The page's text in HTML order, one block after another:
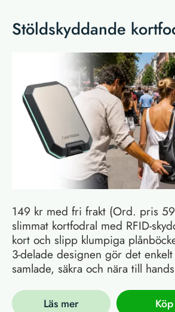
Stöldskyddande
149 kr med fri frakt (Ord. pris
slimmat kortfodral med RFID-
kort och slipp klumpiga
3-delade designen gör det
samlade, säkra och nära till
Läs mer Köp